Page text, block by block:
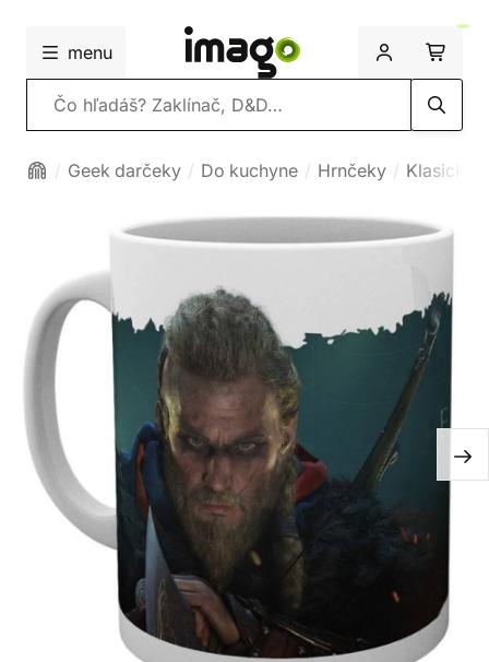
menu
Vyhľadávanie
Geek darčeky Do kuchyne Hrnčeky Klasické